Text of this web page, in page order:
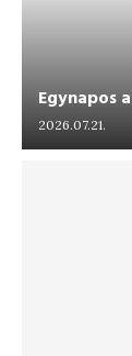
Egynapos
2026.07.21.